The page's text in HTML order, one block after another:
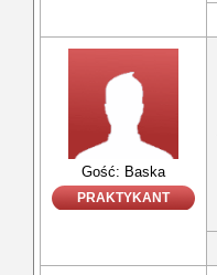
Gość: Baska
PRAKTYKANT